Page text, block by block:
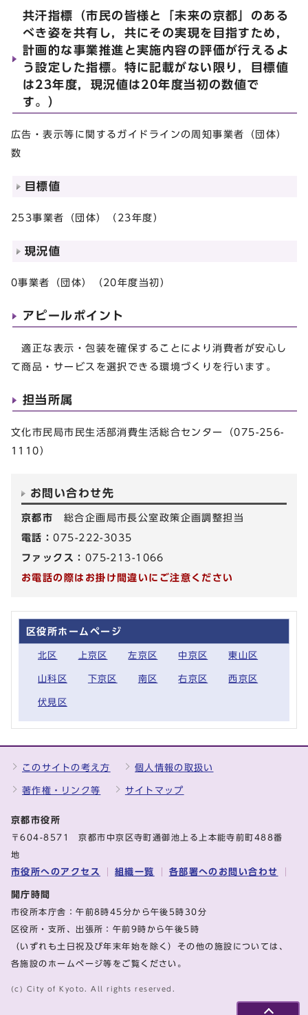
共汗指標（市民の皆様と「未来の京都」のある
べき姿を共有し，共にその実現を目指すため，
計画的な事業推進と実施内容の評価が行えるよ
う設定した指標。特に記載がない限り，目標値
は23年度，現況値は20年度当初の数値で
す。）
広告・表示等に関するガイドラインの周知事業者（団体）
数
目標値
253事業者（団体）（23年度）
現況値
0事業者（団体）（20年度当初）
アピールポイント
適正な表示・包装を確保することにより消費者が安心し
て商品・サービスを選択できる環境づくりを行います。
担当所属
文化市民局市民生活部消費生活総合センター（075-256-
1110）
お問い合わせ先
京都市 総合企画局市長公室政策企画調整担当
電話：075-222-3035
ファックス： 075-213-1066
お電話の際はお掛け間違いにご注意ください
区役所ホームページ
北区 上京区 左京区 中京区 東山区
山科区 下京区 南区 右京区 西京区
伏見区
このサイトの考え方 個人情報の取扱い
著作権・リンク等 サイトマップ
京都市役所
〒604-8571 京都市中京区寺町通御池上る上本能寺前町488番
地
市役所へのアクセス 組織一覧 各部署へのお問い合わせ
開庁時間
市役所本庁舎：午前8時45分から午後5時30分
区役所・支所、出張所：午前9時から午後5時
（いずれも土日祝及び年末年始を除く）その他の施設については、
各施設のホームページ等をご覧ください。
(c) City of Kyoto. All rights reserved.